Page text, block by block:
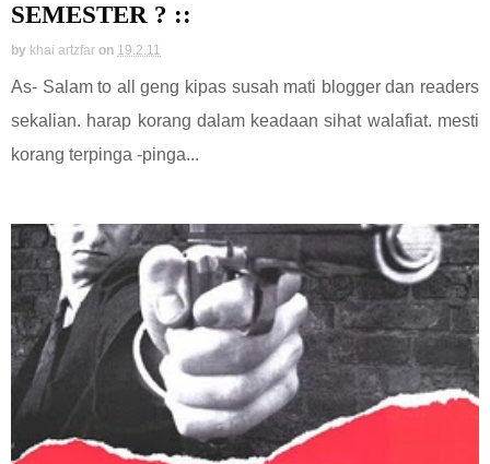
SEMESTER ? ::
by khai artzfar on 19.2.11
As- Salam to all geng kipas susah mati blogger dan readers
sekalian. harap korang dalam keadaan sihat walafiat. mesti
korang terpinga -pinga...